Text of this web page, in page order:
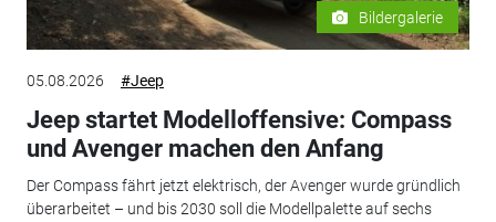
Bildergalerie
05.08.2026 #Jeep
Jeep startet Modelloffensive: Compass
und Avenger machen den Anfang
Der Compass fährt jetzt elektrisch, der Avenger wurde gründlich
überarbeitet – und bis 2030 soll die Modellpalette auf sechs